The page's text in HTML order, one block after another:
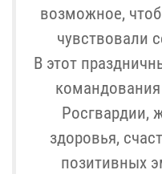
возможное,
чувствовали
В этот
Росгвардии,
здоровья,
позитивных